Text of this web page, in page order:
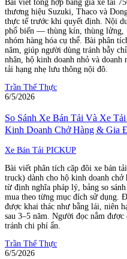
Bài viết tổng hợp bảng giá xe tải
thương hiệu Suzuki, Thaco và
thực tế trước khi quyết định. Nội
phổ biến — thùng kín, thùng lửng,
nhóm hàng hóa cụ thể. Bài phân
năm, giúp người dùng tránh bẫy
nhân, hộ kinh doanh nhỏ và doanh
tải hạng nhẹ lưu thông nội đô.
Trần Thế Thực
6/5/2026
So Sánh Xe Bán Tải Và Xe
Kinh Doanh Chở Hàng & Gia
Xe Bán Tải PICKUP
Bài viết phân tích cặp đôi xe bán
truck) dành cho hộ kinh doanh
từ định nghĩa pháp lý, bảng so
mua theo từng mục đích sử dụng.
được khai thác như bằng lái, niên
sau 3–5 năm. Người đọc nắm
tránh chi phí ẩn.
Trần Thế Thực
6/5/2026